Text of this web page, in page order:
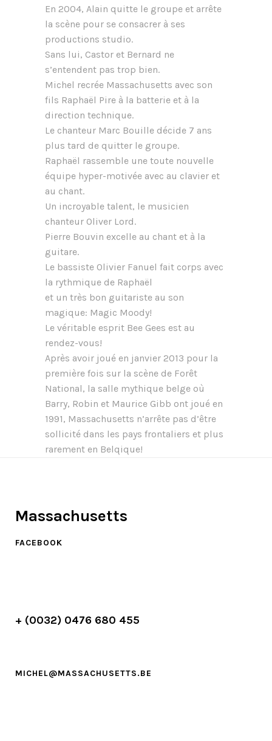
En 2004, Alain quitte le groupe et arrête
la scène pour se consacrer à ses
productions studio.
Sans lui, Castor et Bernard ne
s’entendent pas trop bien.
Michel recrée Massachusetts avec son
fils Raphaël Pire à la batterie et à la
direction technique.
Le chanteur Marc Bouille décide 7 ans
plus tard de quitter le groupe.
Raphaël rassemble une toute nouvelle
équipe hyper-motivée avec au clavier et
au chant.
Un incroyable talent, le musicien
chanteur Oliver Lord.
Pierre Bouvin excelle au chant et à la
guitare.
Le bassiste Olivier Fanuel fait corps avec
la rythmique de Raphaël
et un très bon guitariste au son
magique: Magic Moody!
Le véritable esprit Bee Gees est au
rendez-vous!
Après avoir joué en janvier 2013 pour la
première fois sur la scène de Forêt
National, la salle mythique belge où
Barry, Robin et Maurice Gibb ont joué en
1991, Massachusetts n’arrête pas d’être
sollicité dans les pays frontaliers et plus
rarement en Belqique!
Massachusetts
FACEBOOK
+ (0032) 0476 680 455
MICHEL@MASSACHUSETTS.BE